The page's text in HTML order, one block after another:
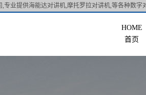
专业提供海能达对讲机,摩托罗拉对讲机,等各种数字
首页